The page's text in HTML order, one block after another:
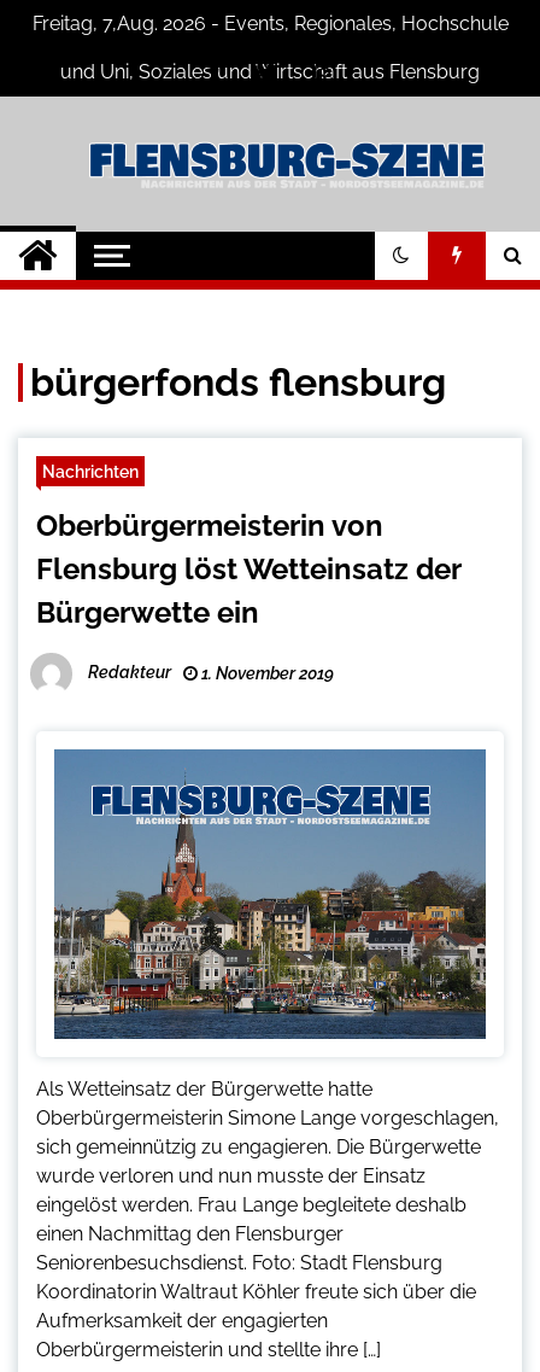
Skip
content
Freitag, 7,Aug. 2026 - Events, Regionales, Hochschule
und Uni, Soziales und Wirtschaft aus Flensburg
Flensburg-Szene
Nachrichten
Nachrichten für Flensburg und
Umgebung
bürgerfonds flensburg
Nachrichten
Oberbürgermeisterin von
Flensburg löst Wetteinsatz der
Bürgerwette ein
Redakteur 1. November 2019
Als Wetteinsatz der Bürgerwette hatte
Oberbürgermeisterin Simone Lange vorgeschlagen,
sich gemeinnützig zu engagieren. Die Bürgerwette
wurde verloren und nun musste der Einsatz
eingelöst werden. Frau Lange begleitete deshalb
einen Nachmittag den Flensburger
Seniorenbesuchsdienst. Foto: Stadt Flensburg
Koordinatorin Waltraut Köhler freute sich über die
Aufmerksamkeit der engagierten
Oberbürgermeisterin und stellte ihre […]